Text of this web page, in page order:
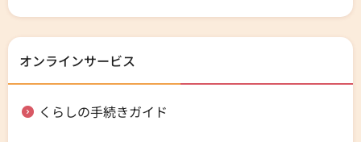
オンラインサービス
くらしの手続きガイド